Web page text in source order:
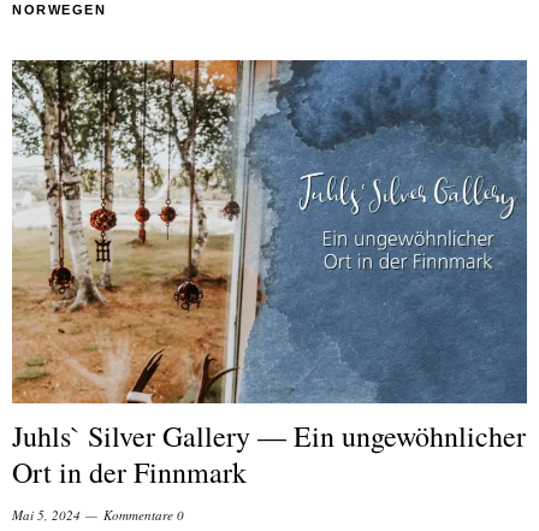
NORWEGEN
Juhls` Silver Gallery — Ein ungewöhnlicher
Ort in der Finnmark
Mai 5, 2024 Kommentare 0